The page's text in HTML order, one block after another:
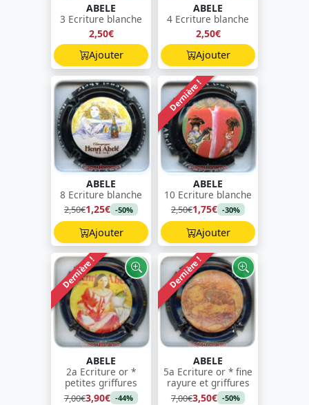
ABELE
3 Ecriture blanche
2,50€
Ajouter
ABELE
4 Ecriture blanche
2,50€
Ajouter
ABELE
8 Ecriture blanche
2,50€1,25€ -50%
Ajouter
Dernière !
ABELE
10 Ecriture blanche
2,50€1,75€ -30%
Ajouter
Dernière !
ABELE
2a Ecriture or *
petites griffures
7,00€3,90€ -44%
Dernière !
ABELE
5a Ecriture or * fine
rayure et griffures
7,00€3,50€ -50%